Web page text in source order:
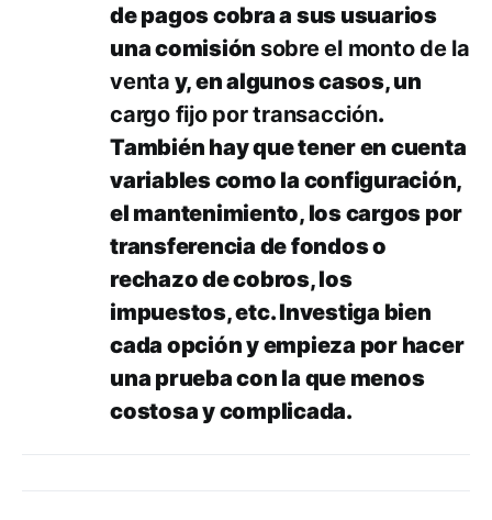
de pagos cobra a sus usuarios
una comisión sobre el monto de la
venta y, en algunos casos, un
cargo fijo por transacción.
También hay que tener en cuenta
variables como la configuración,
el mantenimiento, los cargos por
transferencia de fondos o
rechazo de cobros, los
impuestos, etc. Investiga bien
cada opción y empieza por hacer
una prueba con la que menos
costosa y complicada.